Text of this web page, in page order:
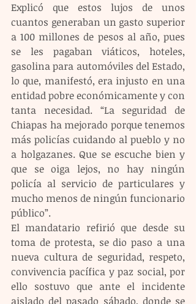
Explicó que estos lujos de unos
cuantos generaban un gasto superior
a 100 millones de pesos al año, pues
se les pagaban viáticos, hoteles,
gasolina para automóviles del Estado,
lo que, manifestó, era injusto en una
entidad pobre económicamente y con
tanta necesidad. “La seguridad de
Chiapas ha mejorado porque tenemos
más policías cuidando al pueblo y no
a holgazanes. Que se escuche bien y
que se oiga lejos, no hay ningún
policía al servicio de particulares y
mucho menos de ningún funcionario
público”.
El mandatario refirió que desde su
toma de protesta, se dio paso a una
nueva cultura de seguridad, respeto,
convivencia pacífica y paz social, por
ello sostuvo que ante el incidente
aislado del pasado sábado, donde se